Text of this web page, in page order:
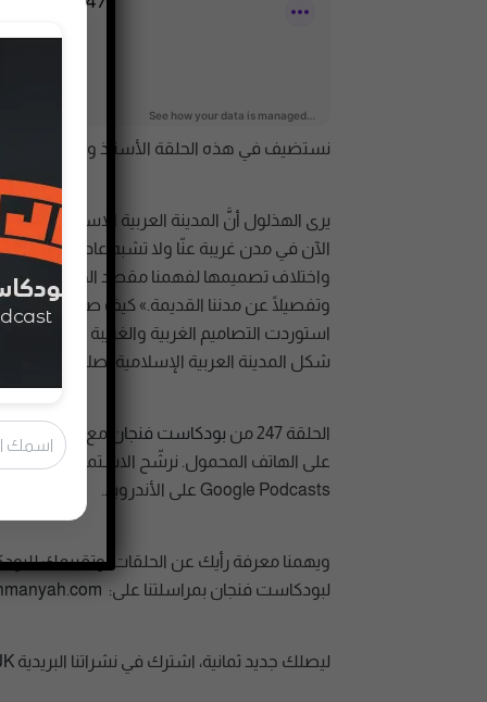
نستضيف في هذه الحلقة الأستاذ والناقد في
يرى الهذلول أنَّ المدينة العربية الإسلامية
الآن في مدن غريبة عنّا ولا تشبه عاداتنا
واختلاف تصميمها لفهمنا مقصد الهذلول عند
وتفصيلًا عن مدننا القديمة.» كيف صارت مدننا
استوردت التصاميم الغربية والغريبة لبيوتنا
شكل المدينة العربية الإسلامية أصلًا؟
الحلقة 247 من بودكاست فنجان مع صالح
Google Podcasts على الأندرويد.
لبودكاست فنجان بمراسلتنا على:
ليصلك جديد ثمانية، اشترك في نشراتنا البريدية